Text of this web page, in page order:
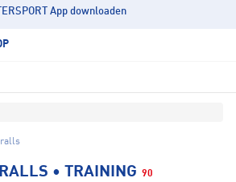
App downloaden
• TRAINING 90